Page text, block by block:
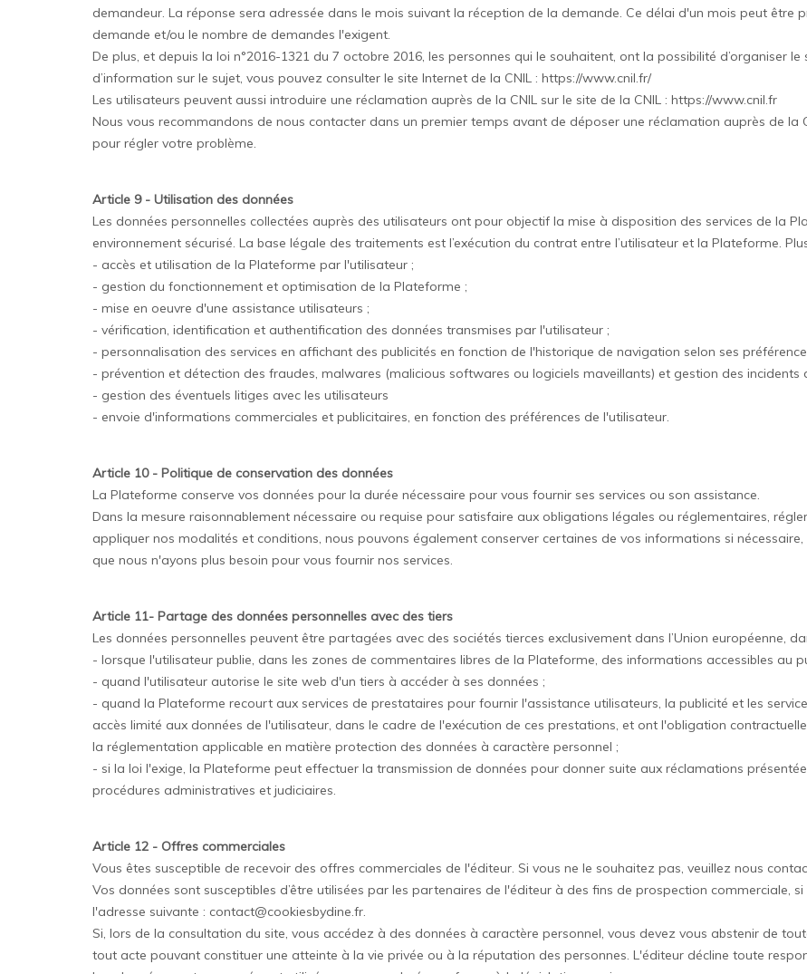
demandeur. La réponse sera adressée dans le mois suivant la réception de la demande. Ce délai d'un mois peut être
demande et/ou le nombre de demandes l'exigent.
De plus, et depuis la loi n°2016-1321 du 7 octobre 2016, les personnes qui le souhaitent, ont la possibilité d’organiser
d’information sur le sujet, vous pouvez consulter le site Internet de la CNIL : https://www.cnil.fr/
Les utilisateurs peuvent aussi introduire une réclamation auprès de la CNIL sur le site de la CNIL : https://www.cnil.fr
Nous vous recommandons de nous contacter dans un premier temps avant de déposer une réclamation auprès de la
pour régler votre problème.
Article 9 - Utilisation des données
Les données personnelles collectées auprès des utilisateurs ont pour objectif la mise à disposition des services de la
environnement sécurisé. La base légale des traitements est l’exécution du contrat entre l’utilisateur et la Plateforme.
- accès et utilisation de la Plateforme par l'utilisateur ;
- gestion du fonctionnement et optimisation de la Plateforme ;
- mise en oeuvre d'une assistance utilisateurs ;
- vérification, identification et authentification des données transmises par l'utilisateur ;
- personnalisation des services en affichant des publicités en fonction de l'historique de navigation selon ses
- prévention et détection des fraudes, malwares (malicious softwares ou logiciels maveillants) et gestion des incidents
- gestion des éventuels litiges avec les utilisateurs
- envoie d'informations commerciales et publicitaires, en fonction des préférences de l'utilisateur.
Article 10 - Politique de conservation des données
La Plateforme conserve vos données pour la durée nécessaire pour vous fournir ses services ou son assistance.
Dans la mesure raisonnablement nécessaire ou requise pour satisfaire aux obligations légales ou réglementaires,
appliquer nos modalités et conditions, nous pouvons également conserver certaines de vos informations si
que nous n'ayons plus besoin pour vous fournir nos services.
Article 11- Partage des données personnelles avec des tiers
Les données personnelles peuvent être partagées avec des sociétés tierces exclusivement dans l’Union européenne,
- lorsque l'utilisateur publie, dans les zones de commentaires libres de la Plateforme, des informations accessibles au
- quand l'utilisateur autorise le site web d'un tiers à accéder à ses données ;
- quand la Plateforme recourt aux services de prestataires pour fournir l'assistance utilisateurs, la publicité et les
accès limité aux données de l'utilisateur, dans le cadre de l'exécution de ces prestations, et ont l'obligation
la réglementation applicable en matière protection des données à caractère personnel ;
- si la loi l'exige, la Plateforme peut effectuer la transmission de données pour donner suite aux réclamations
procédures administratives et judiciaires.
Article 12 - Offres commerciales
Vous êtes susceptible de recevoir des offres commerciales de l'éditeur. Si vous ne le souhaitez pas, veuillez nous
Vos données sont susceptibles d’être utilisées par les partenaires de l'éditeur à des fins de prospection commerciale,
l'adresse suivante : contact@cookiesbydine.fr.
Si, lors de la consultation du site, vous accédez à des données à caractère personnel, vous devez vous abstenir de
tout acte pouvant constituer une atteinte à la vie privée ou à la réputation des personnes. L'éditeur décline toute